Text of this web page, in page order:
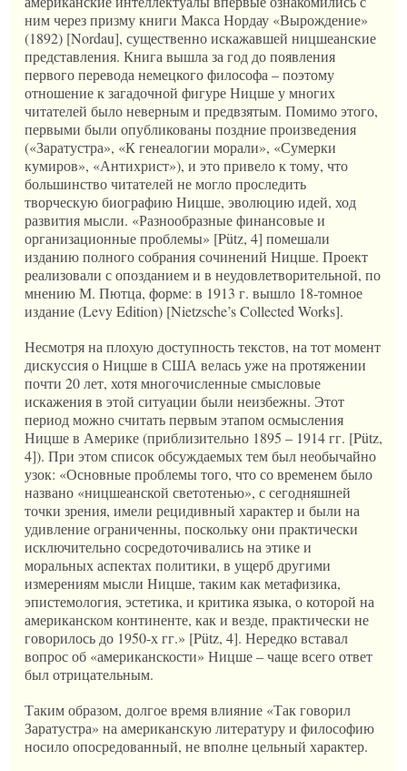
ним через призму книги Макса Нордау «Вырождение»
(1892) [Nordau], существенно искажавшей ницшеанские
представления. Книга вышла за год до появления
первого перевода немецкого философа – поэтому
отношение к загадочной фигуре Ницше у многих
читателей было неверным и предвзятым. Помимо этого,
первыми были опубликованы поздние произведения
(«Заратустра», «К генеалогии морали», «Сумерки
кумиров», «Антихрист»), и это привело к тому, что
большинство читателей не могло проследить
творческую биографию Ницше, эволюцию идей, ход
развития мысли. «Разнообразные финансовые и
организационные проблемы» [Pütz, 4] помешали
изданию полного собрания сочинений Ницше. Проект
реализовали с опозданием и в неудовлетворительной, по
мнению М. Пютца, форме: в 1913 г. вышло 18-томное
издание (Levy Edition) [Nietzsche’s Collected Works].
Несмотря на плохую доступность текстов, на тот момент
дискуссия о Ницше в США велась уже на протяжении
почти 20 лет, хотя многочисленные смысловые
искажения в этой ситуации были неизбежны. Этот
период можно считать первым этапом осмысления
Ницше в Америке (приблизительно 1895 – 1914 гг. [Pütz,
4]). При этом список обсуждаемых тем был необычайно
узок: «Основные проблемы того, что со временем было
названо «ницшеанской светотенью», с сегодняшней
точки зрения, имели рецидивный характер и были на
удивление ограниченны, поскольку они практически
исключительно сосредоточивались на этике и
моральных аспектах политики, в ущерб другими
измерениям мысли Ницше, таким как метафизика,
эпистемология, эстетика, и критика языка, о которой на
американском континенте, как и везде, практически не
говорилось до 1950-х гг.» [Pütz, 4]. Нередко вставал
вопрос об «американскости» Ницше – чаще всего ответ
был отрицательным.
Таким образом, долгое время влияние «Так говорил
Заратустра» на американскую литературу и философию
носило опосредованный, не вполне цельный характер.